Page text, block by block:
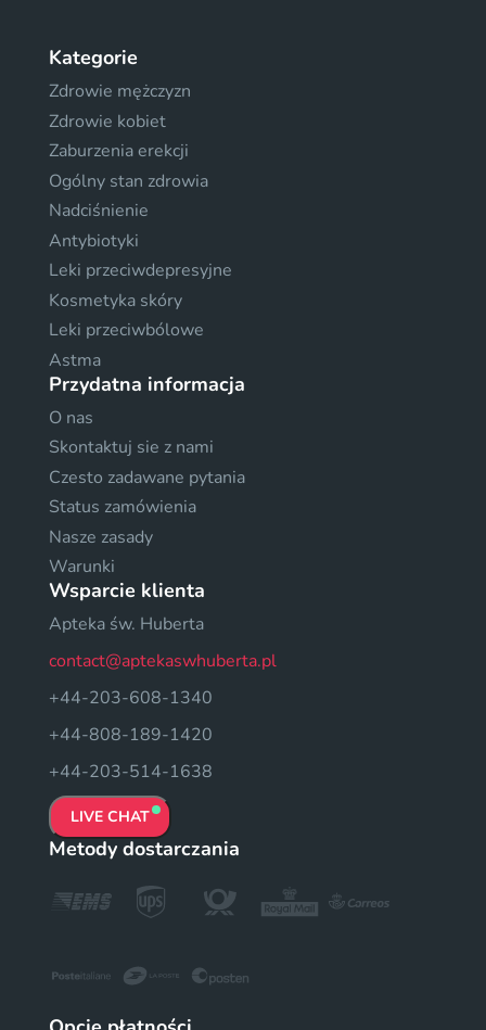
Kategorie
Zdrowie mężczyzn
Zdrowie kobiet
Zaburzenia erekcji
Ogólny stan zdrowia
Nadciśnienie
Antybiotyki
Leki przeciwdepresyjne
Kosmetyka skóry
Leki przeciwbólowe
Astma
Przydatna informacja
O nas
Skontaktuj sie z nami
Czesto zadawane pytania
Status zamówienia
Nasze zasady
Warunki
Wsparcie klienta
Apteka św. Huberta
contact@aptekaswhuberta.pl
+44-203-608-1340
+44-808-189-1420
+44-203-514-1638
LIVE CHAT
Metody dostarczania